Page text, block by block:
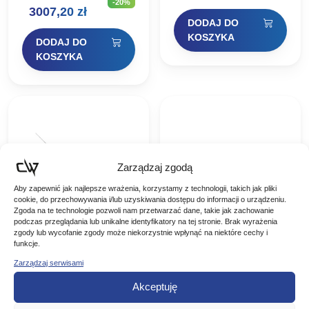
Zarządzaj zgodą
Aby zapewnić jak najlepsze wrażenia, korzystamy z technologii, takich jak pliki
cookie, do przechowywania i/lub uzyskiwania dostępu do informacji o urządzeniu.
Zgoda na te technologie pozwoli nam przetwarzać dane, takie jak zachowanie
podczas przeglądania lub unikalne identyfikatory na tej stronie. Brak wyrażenia
zgody lub wycofanie zgody może niekorzystnie wpłynąć na niektóre cechy i
funkcje.
Zarządzaj serwisami
Akceptuję
Obroty i czułość, jakich
jeszcze nigdy nie
AIRDRIVE DESIGN toruje
drogę dla przyszłego
rozwoju kołowrotków
DAIWA. Dzięki…
Pierwotna
cena
wynosiła:
3759,00 zł.
3007,20 złAktualna
cena
wynosi:
3007,20 zł.
-20%
DODAJ DO
KOSZYKA
Black Jack to
bezkompromisowy,
turniejowy casting z
segmentu…
DODAJ DO
KOSZYKA
Daiwa Wędka
feeder Mono 300m